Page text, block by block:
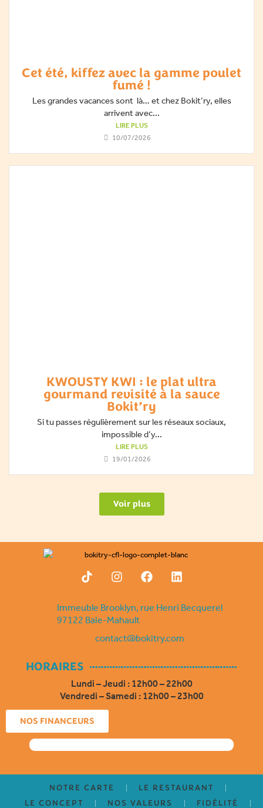
Cet été, kiffez avec la gamme poulet
fumé !
Les grandes vacances sont là… et chez Bokit’ry, elles
arrivent avec...
LIRE PLUS
10/07/2026
KWOUSTY KWI : le plat ultra
gourmand revisité à la sauce
Bokit’ry
Si tu passes régulièrement sur les réseaux sociaux,
impossible d’y...
LIRE PLUS
19/01/2026
Voir plus
T
i
t
o
k
I
n
t
a
g
r
m
F
a
e
o
L
i
k
i
Immeuble Brooklyn, rue Henri Becquerel
97122 Baie-Mahault
contact@bokitry.com
HORAIRES
Lundi – Jeudi : 12h00 – 22h00
Vendredi – Samedi : 12h00 – 23h00
NOS FINANCEURS
NOTRE CARTE
LE RESTAURANT
LE CONCEPT
NOS VALEURS FIDÉLITÉ